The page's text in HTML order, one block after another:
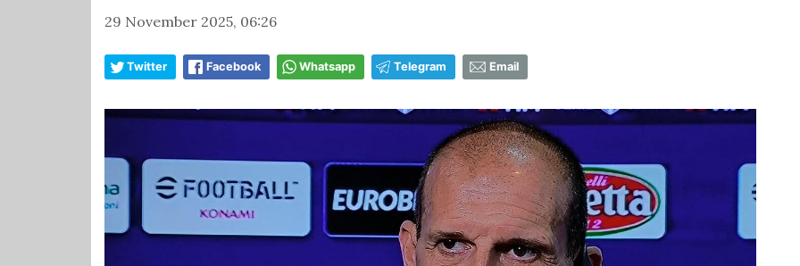
29 November 2025, 06:26
Twitter Facebook Whatsapp Telegram Email